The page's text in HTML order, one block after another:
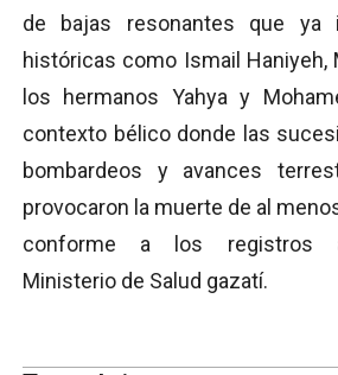
de bajas resonantes que ya
históricas como Ismail Haniyeh,
los hermanos Yahya y
contexto bélico donde las
bombardeos y avances
provocaron la muerte de al
conforme a los registros
Ministerio de Salud gazatí.